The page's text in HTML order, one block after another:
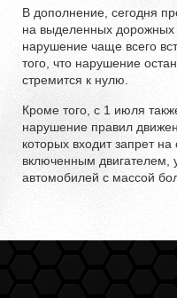
В дополнение, сегодня
на выделенных дорожных
нарушение чаще всего
того, что нарушение
стремится к нулю.
Кроме того, с 1 июля
нарушение правил
которых входит запрет
включенным двигателем,
автомобилей с массой